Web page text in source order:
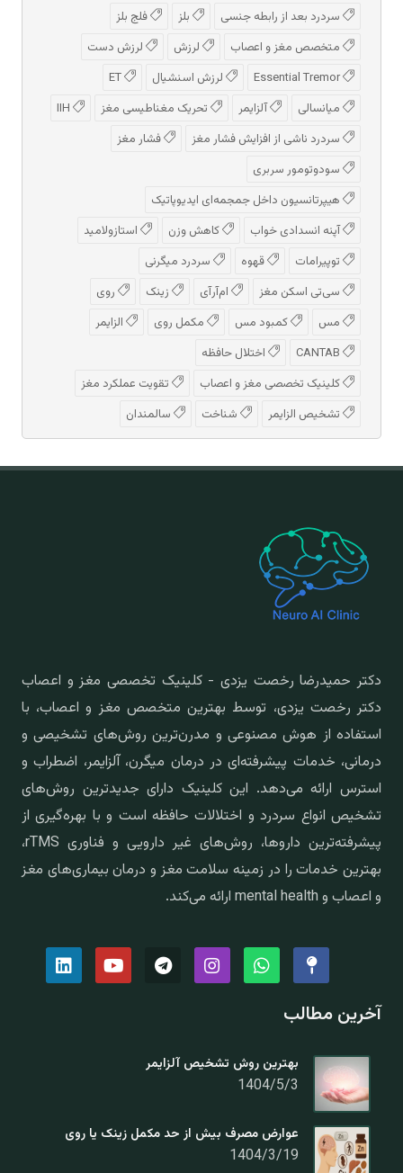
سردرد بعد از رابطه جنسی
بلز
فلج بلز
متخصص مغز و اعصاب
لرزش
لرزش دست
لرزش اسنشیال
میانسالی
آلزایمر تحریک مغناطیسی مغز
سردرد ناشی از افزایش فشار مغز
فشار مغز
سودوتومور سربری
هیپرتانسیون داخل جمجمه‌ای ایدیوپاتیک
آپنه انسدادی خواب
کاهش وزن
استازولامید
توپیرامات
قهوه
سردرد میگرنی
سی‌تی اسکن مغز
ام‌آر‌آی زینک
روی
مس
کمبود مس مکمل روی
الزایمر
اختلال حافظه
کلینیک تخصصی مغز و اعصاب
تقویت عملکرد مغز
تشخیص الزایمر
شناخت سالمندان
دکتر حمیدرضا رخصت یزدی - کلینیک تخصصی مغز و اعصاب
دکتر رخصت یزدی، توسط بهترین متخصص مغز و اعصاب، با
استفاده از هوش مصنوعی و مدرن‌ترین روش‌های تشخیصی و
درمانی، خدمات پیشرفته‌ای در درمان میگرن، آلزایمر، اضطراب و
استرس ارائه می‌دهد. این کلینیک دارای جدیدترین روش‌های
تشخیص انواع سردرد و اختلالات حافظه است و با بهره‌گیری از
پیشرفته‌ترین داروها، روش‌های غیر دارویی و فناوری rTMS،
بهترین خدمات را در زمینه سلامت مغز و درمان بیماری‌های مغز
و اعصاب و mental health ارائه می‌کند.
آخرین مطالب
بهترین روش تشخیص آلزایمر
1404/5/3
عوارض مصرف بیش از حد مکمل زینک یا روی
1404/3/19